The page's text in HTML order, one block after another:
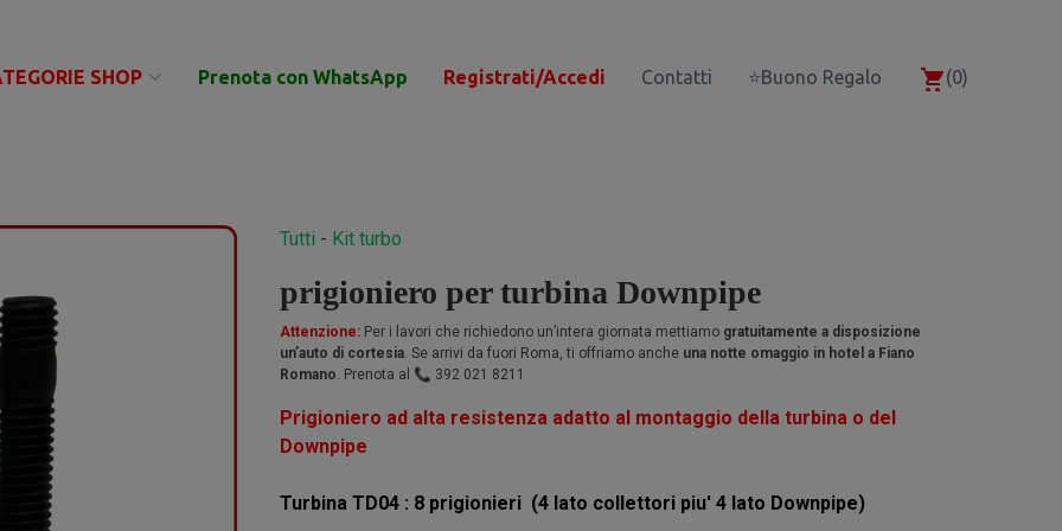
SHOP Prenota con WhatsApp Registrati/Accedi Contatti ⭐Buono Regalo (0)
Tutti - Kit turbo
prigioniero per turbina Downpipe
Attenzione: Per i lavori che richiedono un’intera giornata mettiamo gratuitamente a disposizione
un’auto di cortesia. Se arrivi da fuori Roma, ti offriamo anche una notte omaggio in hotel a Fiano
Romano. Prenota al 📞 392 021 8211
Prigioniero ad alta resistenza adatto al montaggio della turbina o del
Downpipe
Turbina TD04 : 8 prigionieri (4 lato collettori piu' 4 lato Downpipe)